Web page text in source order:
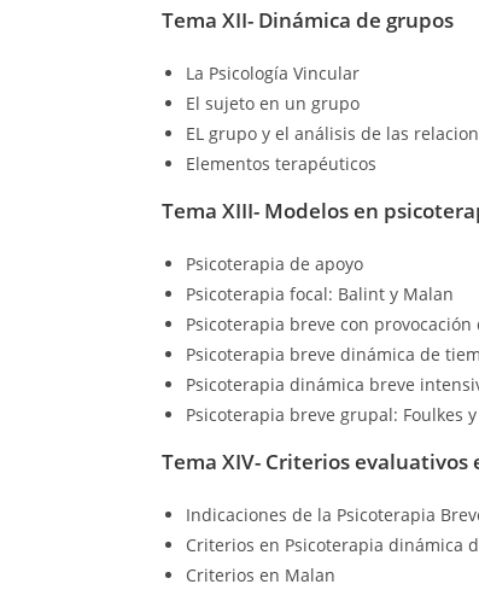
Tema XII- Dinámica de grupos
La Psicología Vincular
El sujeto en un grupo
EL grupo y el análisis de las
Elementos terapéuticos
Tema XIII- Modelos en
Psicoterapia de apoyo
Psicoterapia focal: Balint y Malan
Psicoterapia breve con
Psicoterapia breve dinámica de
Psicoterapia dinámica breve
Psicoterapia breve grupal: Foulkes
Tema XIV- Criterios
Indicaciones de la Psicoterapia
Criterios en Psicoterapia dinámica
Criterios en Malan